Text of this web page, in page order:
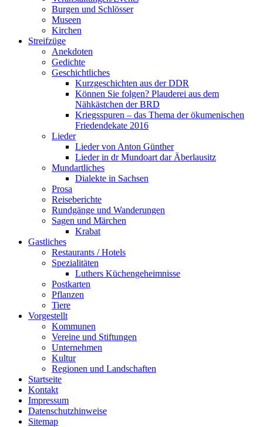
Burgen und Schlösser
Museen
Kirchen
Streifzüge
Anekdoten
Gedichte
Geschichtliches
Kurzgeschichten aus der DDR
Können Sie folgen? Plauderei aus dem
Nähkästchen der BRD
Kriegsspuren – das Thema der ökumenischen
Friedendekate 2016
Lieder
Lieder von Anton Günther
Lieder in dr Mundoart dar Äberlausitz
Mundartliches
Dialekte in Sachsen
Prosa
Reiseberichte
Rundgänge und Wanderungen
Sagen und Märchen
Krabat
Gastliches
Restaurants / Hotels
Spezialitäten
Luthers Küchengeheimnisse
Postkarten
Pflanzen
Tiere
Vorgestellt
Kommunen
Vereine und Stiftungen
Unternehmen
Kultur
Regionen und Landschaften
Startseite
Kontakt
Impressum
Datenschutzhinweise
Sitemap